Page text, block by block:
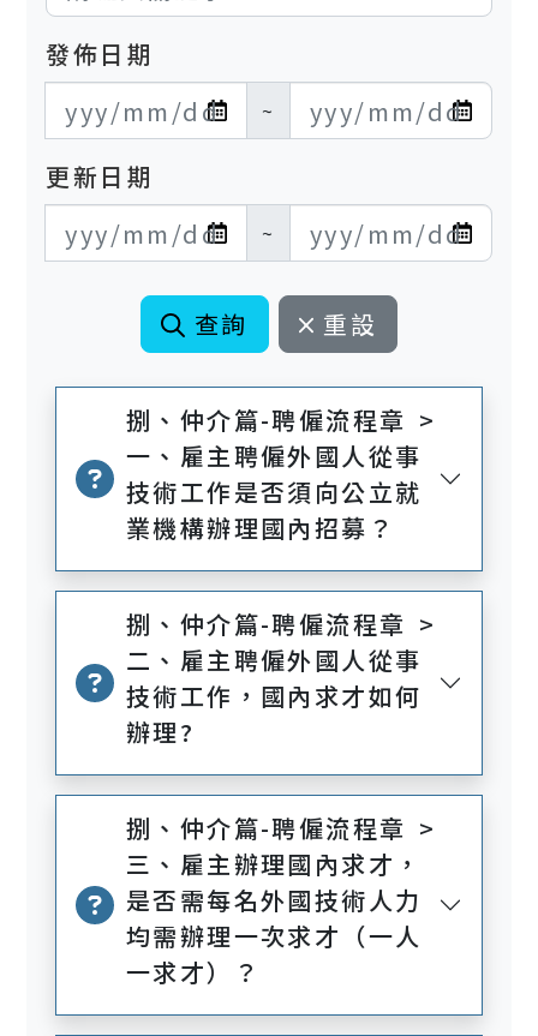
發佈日期
發布日期開始
~
發布日期結束
更新日期
更新日期開始
~
更新日期結束
查詢 重設
捌、仲介篇-聘僱流程章 >
一、雇主聘僱外國人從事
技術工作是否須向公立就
業機構辦理國內招募？
捌、仲介篇-聘僱流程章 >
二、雇主聘僱外國人從事
技術工作，國內求才如何
辦理?
捌、仲介篇-聘僱流程章 >
三、雇主辦理國內求才，
是否需每名外國技術人力
均需辦理一次求才（一人
一求才）？